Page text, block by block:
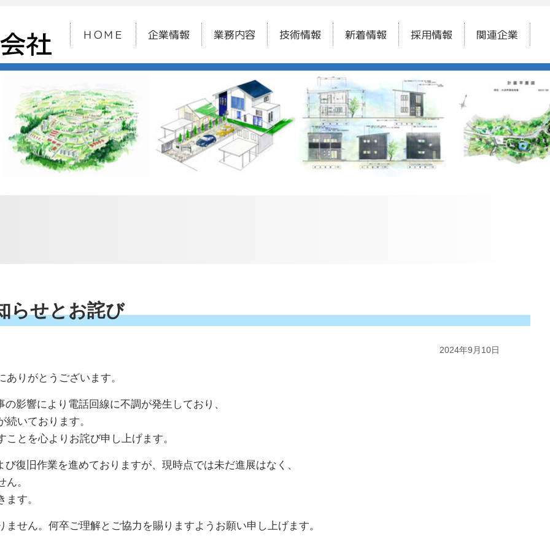
ＨＯＭＥ 企業情報 業務内容 技術情報 新着情報 採用情報 関連企業
らせとお詫び
2024年9月10日
りがとうございます。
影響により電話回線に不調が発生しており、
いております。
とを心よりお詫び申し上げます。
復旧作業を進めておりますが、現時点では未だ進展はなく、
。
す。
せん。何卒ご理解とご協力を賜りますようお願い申し上げます。